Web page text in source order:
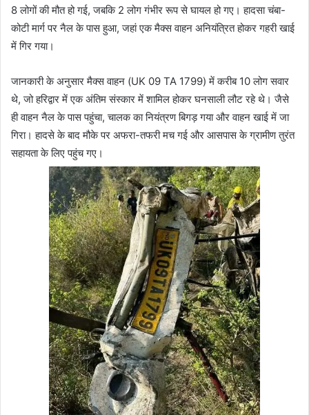
8 लोगों की मौत हो गई, जबकि 2 लोग गंभीर रूप से घायल हो गए। हादसा चंबा-
कोटी मार्ग पर नैल के पास हुआ, जहां एक मैक्स वाहन अनियंत्रित होकर गहरी खाई
में गिर गया।
जानकारी के अनुसार मैक्स वाहन (UK 09 TA 1799) में करीब 10 लोग सवार
थे, जो हरिद्वार में एक अंतिम संस्कार में शामिल होकर घनसाली लौट रहे थे। जैसे
ही वाहन नैल के पास पहुंचा, चालक का नियंत्रण बिगड़ गया और वाहन खाई में जा
गिरा। हादसे के बाद मौके पर अफरा-तफरी मच गई और आसपास के ग्रामीण तुरंत
सहायता के लिए पहुंच गए।